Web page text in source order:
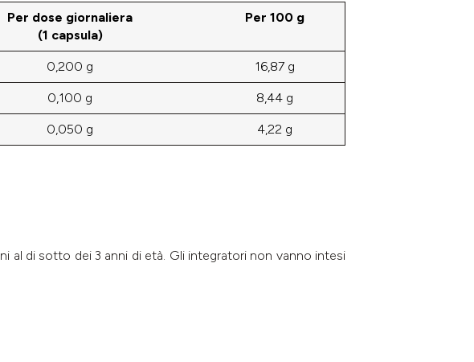
Per dose giornaliera
(1 capsula)
Per 100 g
0,200 g 16,87 g
0,100 g 8,44 g
0,050 g 4,22 g
al di sotto dei 3 anni di età. Gli integratori non vanno intesi